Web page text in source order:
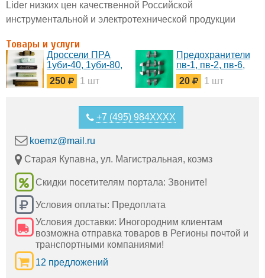
Lider низких цен качественной Российской
инструментальной и электротехнической продукции
Товары и услуги
Дроссели ПРА
1уби-40, 1уби-80,
1уби-15, 1уби-20
250 1 шт
Предохранители
пв-1, пв-2, пв-6,
пв-10, пв-15,
пв-20, пв-30,
пв-60, пв-80,
20 1 шт
+7 (495) 984XXXX
koemz@mail.ru
Старая Купавна, ул. Магистральная, коэмз
Скидки посетителям портала: Звоните!
Условия оплаты: Предоплата
Условия доставки: Иногородним клиентам
возможна отправка товаров в Регионы почтой и
транспортными компаниями!
12 предложений